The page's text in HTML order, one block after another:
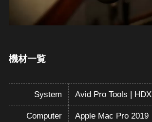
機材一覧
System Avid Pro Tools | HDX
Computer Apple Mac Pro 2019